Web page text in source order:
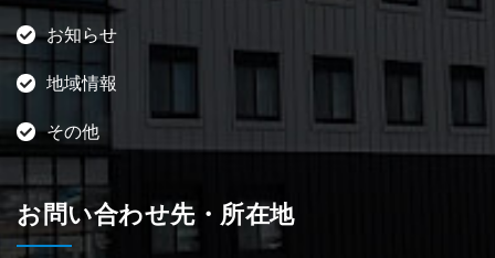
お知らせ
地域情報
その他
お問い合わせ先・所在地